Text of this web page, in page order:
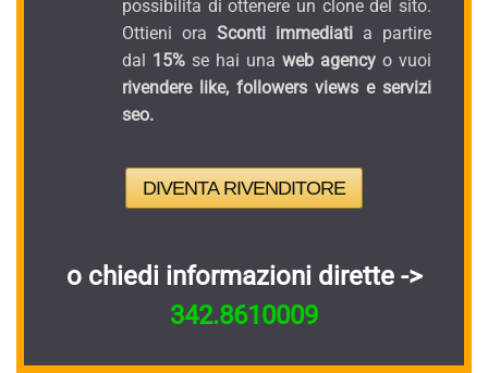
possibilita di ottenere un clone del sito.
Ottieni ora Sconti immediati a partire
dal 15% se hai una web agency o vuoi
rivendere like, followers views e servizi
seo.
DIVENTA RIVENDITORE
o chiedi informazioni dirette ->
342.8610009